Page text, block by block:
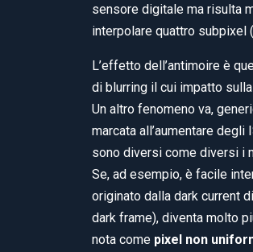
sensore digitale ma risulta
interpolare quattro subpixel
L’effetto dell’antimoire è
di blurring il cui impatto
Un altro fenomeno va,
marcata all’aumentare
sono diversi come diversi i
Se, ad esempio, è facile
originato dalla dark current
dark frame), diventa molto
nota come pixel non